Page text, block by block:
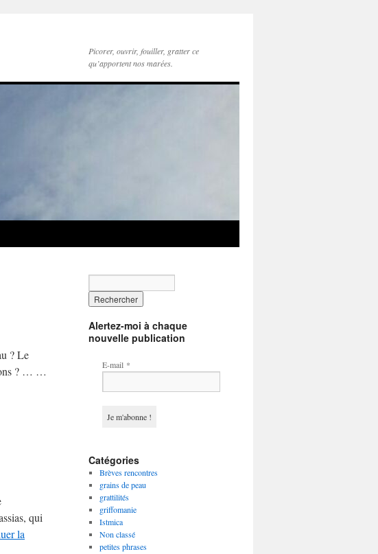
Picorer, ouvrir, fouiller, gratter ce
qu’apportent nos marées.
? Le
? … …
qui
la
Alertez-moi à chaque
nouvelle publication
E-mail *
Catégories
Brèves rencontres
grains de peau
grattilités
griffomanie
Istmica
Non classé
petites phrases